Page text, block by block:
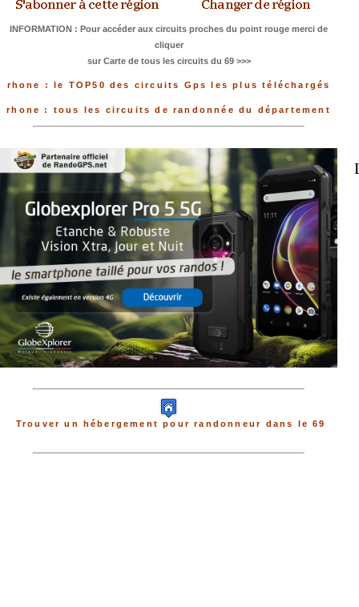
INFORMATION : Pour accéder aux circuits proches du point rouge merci de
cliquer
sur Carte de tous les circuits du 69 >>>
rhone : le TOP50 des circuits Gps les plus téléchargés
rhone : tous les circuits de randonnée du département
Trouver un hébergement pour randonneur dans le 69